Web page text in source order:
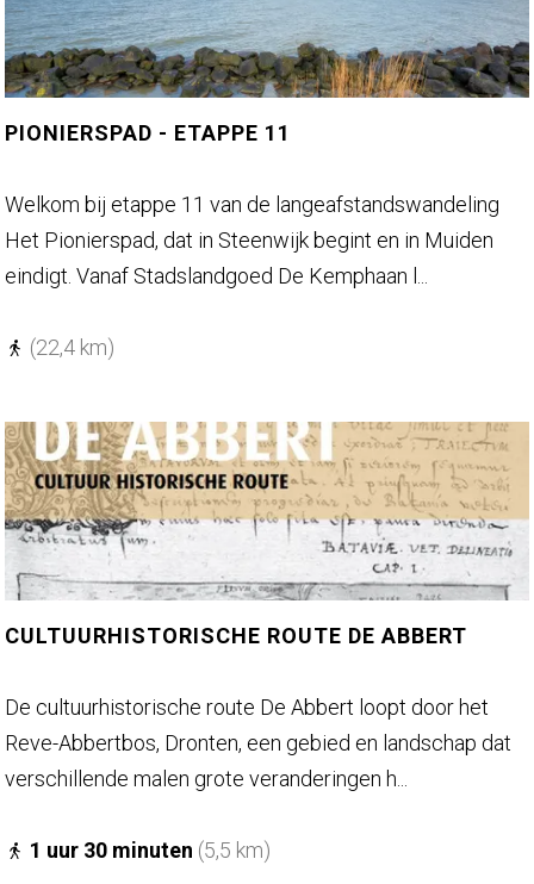
F
-
b
o
s
d
e
M
r
e
n
PIONIERSPAD - ETAPPE 11
P
i
o
r
s
p
a
-
e
a
p
p
1
Welkom bij etappe 11 van de langeafstandswandeling
Het Pionierspad, dat in Steenwijk begint en in Muiden
eindigt. Vanaf Stadslandgoed De Kemphaan l...
(22,4 km)
CULTUURHISTORISCHE ROUTE DE ABBERT
C
u
l
u
De cultuurhistorische route De Abbert loopt door het
Reve-Abbertbos, Dronten, een gebied en landschap dat
verschillende malen grote veranderingen h...
1 uur 30 minuten (5,5 km)